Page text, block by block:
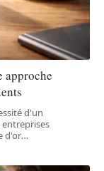
approche
d'un
d'or…